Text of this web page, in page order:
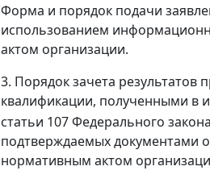
Форма и порядок подачи
использованием
актом организации.
3. Порядок зачета
квалификации, полученными в
статьи 107 Федерального
подтверждаемых документами
нормативным актом